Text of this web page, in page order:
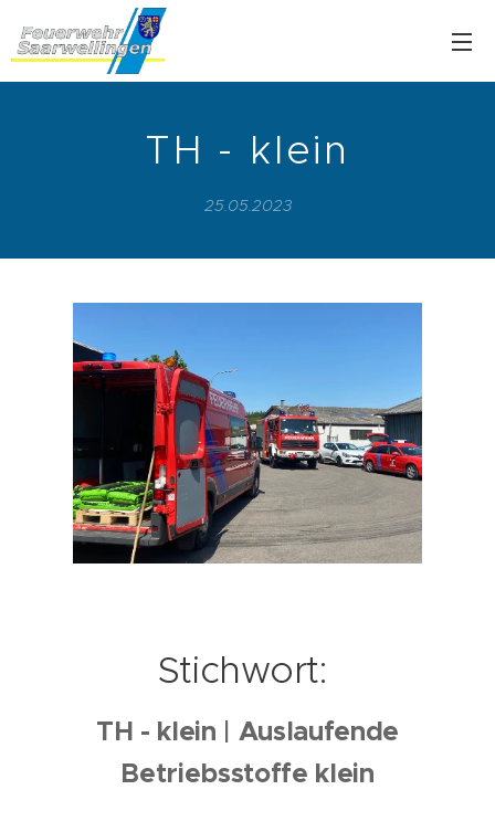
TH - klein
25.05.2023
Stichwort:
TH - klein | Auslaufende
Betriebsstoffe klein